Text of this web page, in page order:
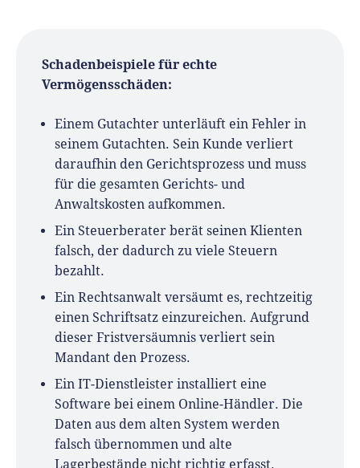
Schadenbeispiele für echte
Vermögensschäden:
Einem Gutachter unterläuft ein Fehler in
seinem Gutachten. Sein Kunde verliert
daraufhin den Gerichtsprozess und muss
für die gesamten Gerichts- und
Anwaltskosten aufkommen.
Ein Steuerberater berät seinen Klienten
falsch, der dadurch zu viele Steuern
bezahlt.
Ein Rechtsanwalt versäumt es, rechtzeitig
einen Schriftsatz einzureichen. Aufgrund
dieser Fristversäumnis verliert sein
Mandant den Prozess.
Ein IT-Dienstleister installiert eine
Software bei einem Online-Händler. Die
Daten aus dem alten System werden
falsch übernommen und alte
Lagerbestände nicht richtig erfasst.